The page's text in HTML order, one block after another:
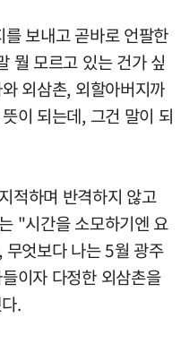
보내고 곧바로 언팔한
뭘 모르고 있는 건가 싶
외삼촌, 외할아버지까
이 되는데, 그건 말이 되
적하며 반격하지 않고
"시간을 소모하기엔 요
엇보다 나는 5월 광주
이자 다정한 외삼촌을
.